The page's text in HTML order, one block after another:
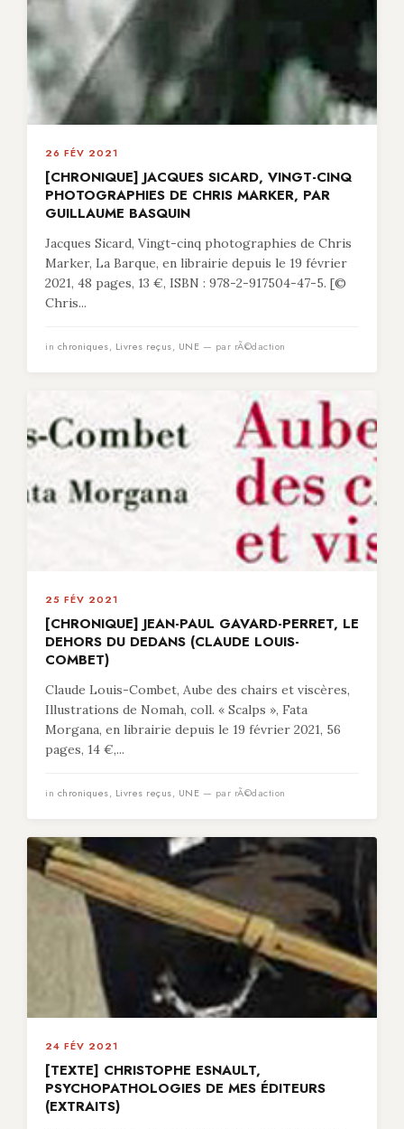
26 FÉV 2021
[CHRONIQUE] JACQUES SICARD, VINGT-CINQ
PHOTOGRAPHIES DE CHRIS MARKER, PAR
GUILLAUME BASQUIN
Jacques Sicard, Vingt-cinq photographies de Chris
Marker, La Barque, en librairie depuis le 19 février
2021, 48 pages, 13 €, ISBN : 978-2-917504-47-5. [©
Chris...
in chroniques, Livres reçus, UNE — par rÃ©daction
25 FÉV 2021
[CHRONIQUE] JEAN-PAUL GAVARD-PERRET, LE
DEHORS DU DEDANS (CLAUDE LOUIS-
COMBET)
Claude Louis-Combet, Aube des chairs et viscères,
Illustrations de Nomah, coll. « Scalps », Fata
Morgana, en librairie depuis le 19 février 2021, 56
pages, 14 €,...
in chroniques, Livres reçus, UNE — par rÃ©daction
24 FÉV 2021
[TEXTE] CHRISTOPHE ESNAULT,
PSYCHOPATHOLOGIES DE MES ÉDITEURS
(EXTRAITS)